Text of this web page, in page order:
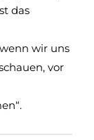
das
wir uns
vor